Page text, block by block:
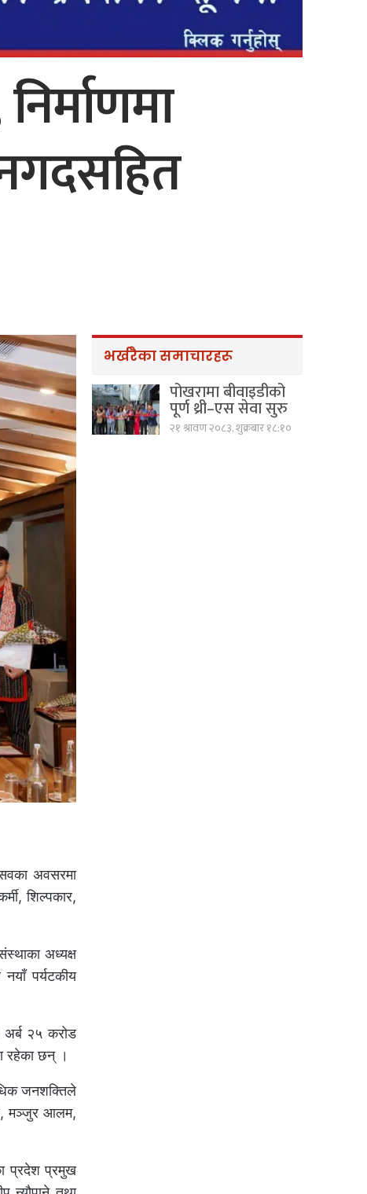
अवसरमा
शिल्पकार,
अध्यक्ष
पर्यटकीय
अर्ब २५ करोड
रहेका छन् ।
जनशक्तिले
मञ्जुर आलम,
प्रदेश प्रमुख
भर्खरैका समाचारहरू
पोखरामा बीवाइडीको
पूर्ण थ्री–एस सेवा सुरु
२१ श्रावण २०८३, शुक्रबार १८:१०